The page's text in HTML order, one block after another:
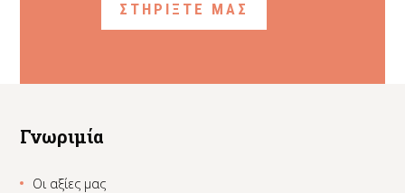
ΣΤΗΡΙΞΤΕ ΜΑΣ
Γνωριμία
Οι αξίες μας